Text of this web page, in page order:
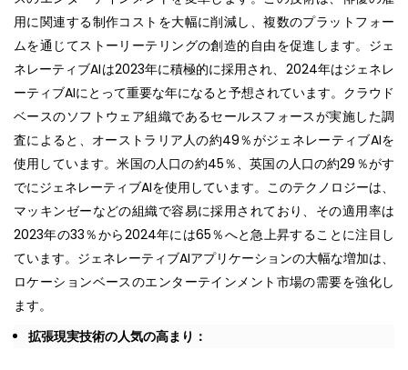
用に関連する制作コストを大幅に削減し、複数のプラットフォー
ムを通じてストーリーテリングの創造的自由を促進します。ジェ
ネレーティブAIは2023年に積極的に採用され、2024年はジェネレ
ーティブAIにとって重要な年になると予想されています。クラウド
ベースのソフトウェア組織であるセールスフォースが実施した調
査によると、オーストラリア人の約49％がジェネレーティブAIを
使用しています。米国の人口の約45％、英国の人口の約29％がす
でにジェネレーティブAIを使用しています。このテクノロジーは、
マッキンゼーなどの組織で容易に採用されており、その適用率は
2023年の33％から2024年には65％へと急上昇することに注目し
ています。ジェネレーティブAIアプリケーションの大幅な増加は、
ロケーションベースのエンターテインメント市場の需要を強化し
ます。
拡張現実技術の人気の高まり：